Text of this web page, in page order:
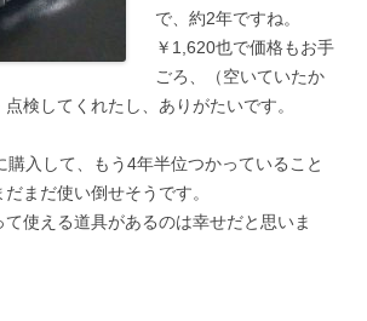
で、約2年ですね。
￥1,620也で価格もお手
ごろ、（空いていたか
検してくれたし、ありがたいです。
購入して、もう4年半位つかっていること
まだ使い倒せそうです。
使える道具があるのは幸せだと思いま